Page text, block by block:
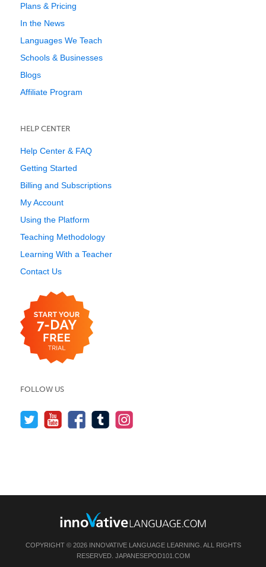
Plans & Pricing
In the News
Languages We Teach
Schools & Businesses
Blogs
Affiliate Program
HELP CENTER
Help Center & FAQ
Getting Started
Billing and Subscriptions
My Account
Using the Platform
Teaching Methodology
Learning With a Teacher
Contact Us
FOLLOW US
COPYRIGHT © 2026 INNOVATIVE LANGUAGE LEARNING. ALL RIGHTS
RESERVED. JAPANESEPOD101.COM